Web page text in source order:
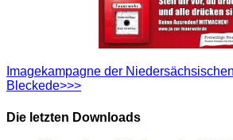
Imagekampagne der
Bleckede>>>
Die letzten Downloads